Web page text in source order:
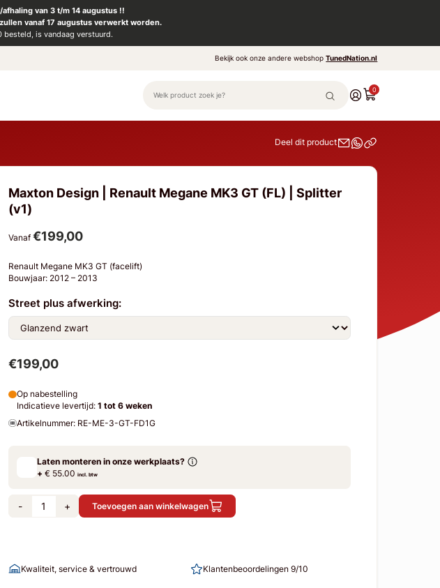
van 3 t/m 14 augustus !!
vanaf 17 augustus verwerkt worden.
besteld, is vandaag verstuurd.
Bekijk ook onze andere webshopTunedNation.nl
0
Deel dit product
Maxton Design | Renault Megane MK3 GT (FL) | Splitter
(v1)
Vanaf €199,00
Renault Megane MK3 GT (facelift)
Bouwjaar: 2012 – 2013
Street plus afwerking:
€199,00
Op nabestelling
Indicatieve levertijd: 1 tot 6 weken
Artikelnummer: RE-ME-3-GT-FD1G
Laten monteren in onze werkplaats?
+€ 55.00 incl. btw
- + Toevoegen aan winkelwagen
Kwaliteit, service & vertrouwd Klantenbeoordelingen 9/10